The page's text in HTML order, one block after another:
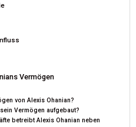
Vermögen
von Alexis Ohanian?
Vermögen aufgebaut?
betreibt Alexis Ohanian neben